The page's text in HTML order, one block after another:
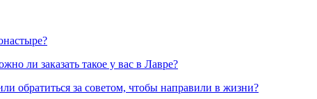
ли заказать такое у вас в Лавре?
обратиться за советом, чтобы направили в жизни?